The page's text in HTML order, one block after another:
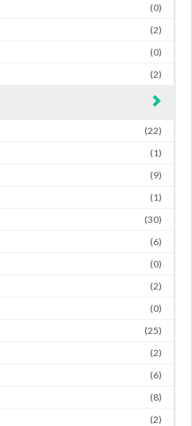
(0)
(2)
(0)
(2)
(22)
(1)
(9)
(1)
(30)
(6)
(0)
(2)
(0)
(25)
(2)
(6)
(8)
(2)